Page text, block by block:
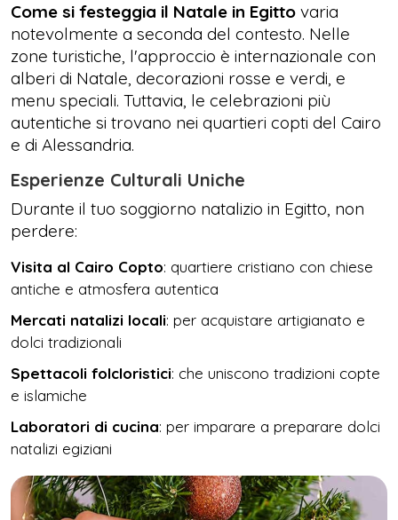
Come si festeggia il Natale in Egitto varia
notevolmente a seconda del contesto. Nelle
zone turistiche, l'approccio è internazionale con
alberi di Natale, decorazioni rosse e verdi, e
menu speciali. Tuttavia, le celebrazioni più
autentiche si trovano nei quartieri copti del Cairo
e di Alessandria.
Esperienze Culturali Uniche
Durante il tuo soggiorno natalizio in Egitto, non
perdere:
Visita al Cairo Copto: quartiere cristiano con chiese
antiche e atmosfera autentica
Mercati natalizi locali: per acquistare artigianato e
dolci tradizionali
Spettacoli folcloristici: che uniscono tradizioni copte
e islamiche
Laboratori di cucina: per imparare a preparare dolci
natalizi egiziani